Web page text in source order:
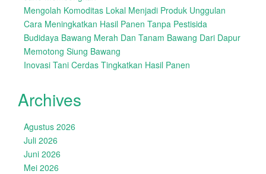
Mengolah Komoditas Lokal Menjadi Produk Unggulan
Cara Meningkatkan Hasil Panen Tanpa Pestisida
Budidaya Bawang Merah Dan Tanam Bawang Dari Dapur
Memotong Siung Bawang
Inovasi Tani Cerdas Tingkatkan Hasil Panen
Archives
Agustus 2026
Juli 2026
Juni 2026
Mei 2026